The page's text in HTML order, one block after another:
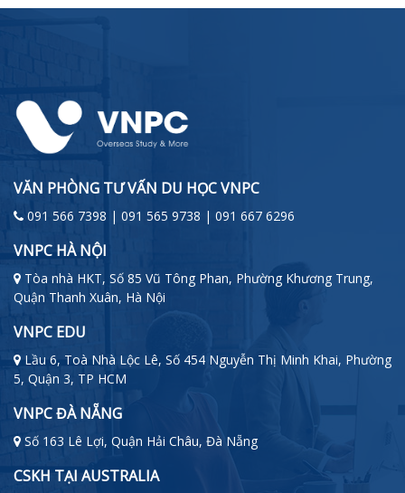
VĂN PHÒNG TƯ VẤN DU HỌC VNPC
091 566 7398 | 091 565 9738 | 091 667 6296
VNPC HÀ NỘI
Tòa nhà HKT, Số 85 Vũ Tông Phan, Phường Khương Trung,
Quận Thanh Xuân, Hà Nội
VNPC EDU
Lầu 6, Toà Nhà Lộc Lê, Số 454 Nguyễn Thị Minh Khai, Phường
5, Quận 3, TP HCM
VNPC ĐÀ NẴNG
Số 163 Lê Lợi, Quận Hải Châu, Đà Nẵng
CSKH TẠI AUSTRALIA